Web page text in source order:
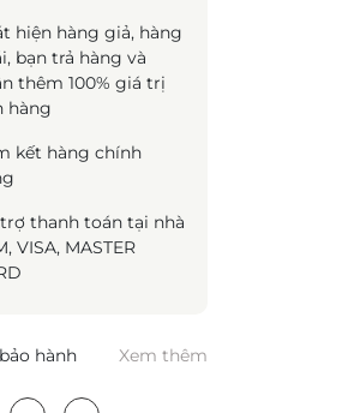
hiện hàng giả, hàng
bạn trả hàng và
thêm 100% giá trị
hàng
kết hàng chính
thanh toán tại nhà
VISA, MASTER
hành Xem thêm